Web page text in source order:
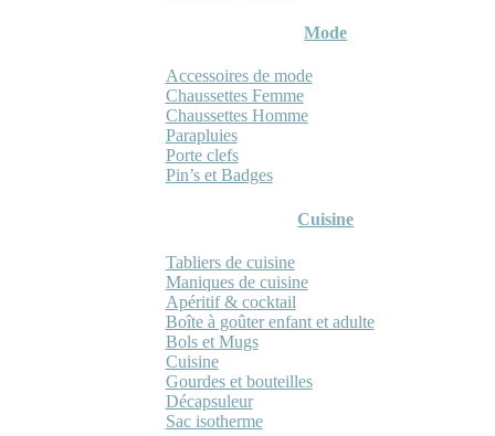
Mode
Accessoires de mode
Chaussettes Femme
Chaussettes Homme
Parapluies
Porte clefs
Pin’s et Badges
Cuisine
Tabliers de cuisine
Maniques de cuisine
Apéritif & cocktail
Boîte à goûter enfant et adulte
Bols et Mugs
Cuisine
Gourdes et bouteilles
Décapsuleur
Sac isotherme